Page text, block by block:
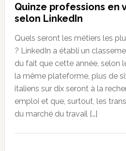
Quinze professions en
selon LinkedIn
Quels seront les métiers les
? LinkedIn a établi un
du fait que cette année, selon
la même plateforme, plus de
italiens sur dix seront à la
emploi et que, surtout, les
du marché du travail […]